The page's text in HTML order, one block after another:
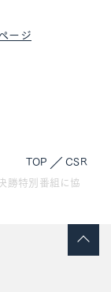
ージ
TOP
CSR
勝特別番組に協